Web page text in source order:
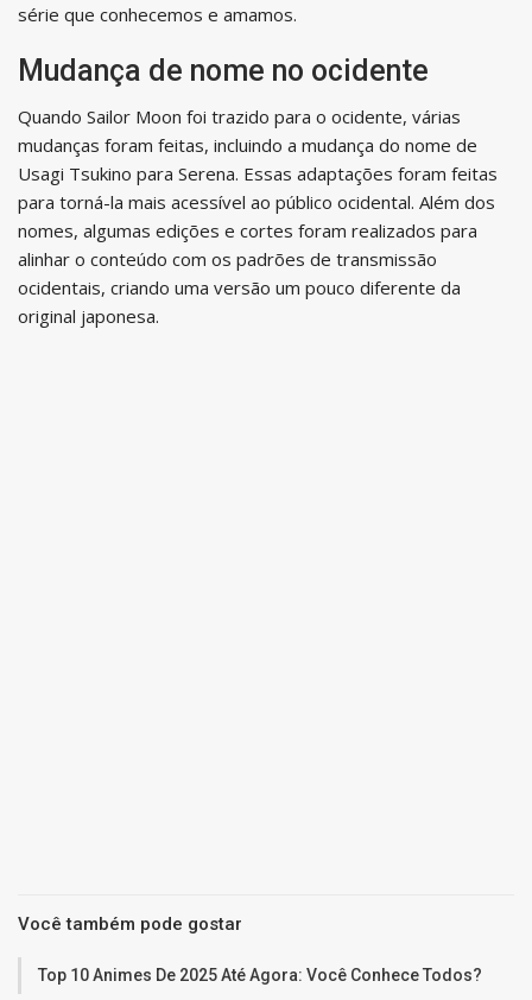
série que conhecemos e amamos.
Mudança de nome no ocidente
Quando Sailor Moon foi trazido para o ocidente, várias
mudanças foram feitas, incluindo a mudança do nome de
Usagi Tsukino para Serena. Essas adaptações foram feitas
para torná-la mais acessível ao público ocidental. Além dos
nomes, algumas edições e cortes foram realizados para
alinhar o conteúdo com os padrões de transmissão
ocidentais, criando uma versão um pouco diferente da
original japonesa.
Você também pode gostar
Top 10 Animes De 2025 Até Agora: Você Conhece Todos?